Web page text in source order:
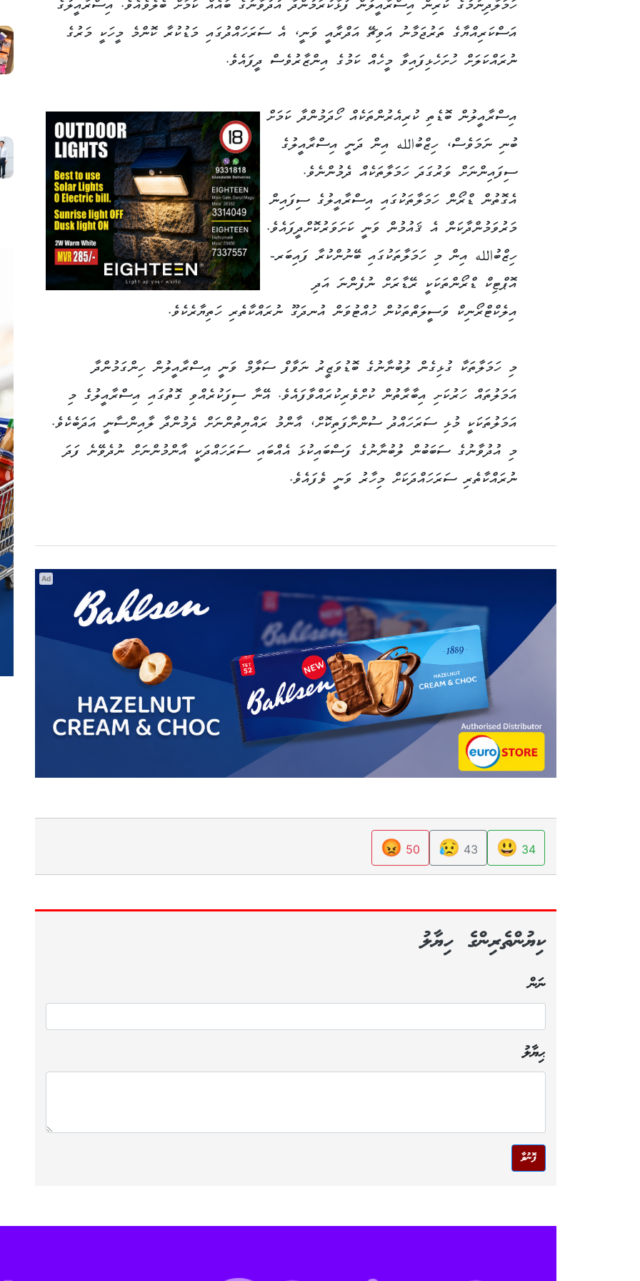
ހަމަލާދިނުމުގެ ކުރިން އިސްރާއީލުން ފުޅާކުރަމުންދާ އުދުވާނުގެ ބައެއް ކަމަށް ބެލެވެއެވެ. އިސްރާއީލުގެ
އަސްކަރިއްޔާގެ ތަރުޖަމާނު އަވިޗޭ އަދްރާއީ ވަނީ، އެ ސަރަހައްދުގައި މަޑުކުރާ ކޮންމެ މީހަކީ މަރުގެ
ނުރައްކަލަށް ހުށަހެޅިފައިވާ މީހެއް ކަމުގެ އިންޒާރުވެސް ދީފައެވެ.
އިސްރާއީލުން ބޮޑެތި ކުރިއެރުންތަކެއް ހޯދަމުންދާ ކަމަށް
ބުނި ނަމަވެސް، ހިޒްބުالله އިން ދަނީ އިސްރާއީލުގެ
ސިފައިންނަށް ވަރުގަދަ ހަމަލާތަކެއް ދެމުންނެވެ.
އެގޮތުން ޑްރޯން ހަމަލާތަކުގައި އިސްރާއީލުގެ ސިފައިން
މަރުވަމުންދާކަން އެ ޤައުމުން ވަނީ ކަށަވަރުކޮށްދީފައެވެ.
ހިޒްބުالله އިން މި ހަމަލާތަކުގައި ބޭނުންކުރާ ފައިބަރ-
އޮޕްޓިކް ޑްރޯންތަކަކީ ރޭޑާރަށް ނުފެންނަ އަދި
އިލެކްޓްރޯނިކް ވަސީލަތްތަކުން ހުއްޓުވަން އުނދަގޫ ނުރައްކާތެރި ހަތިޔާރެކެވެ.
މި ހަމަލާތަކާ ގުޅިގެން ލުބުނާނުގެ ބޮޑުވަޒީރު ނަވާފް ސަލާމް ވަނީ އިސްރާއީލުން ހިންގަމުންދާ
އަމަލުތައް ހަރުކަށި އިބާރާތުން ކުށްވެރިކުރައްވާފައެވެ. އޭނާ ސިފަކުރެއްވި ގޮތުގައި އިސްރާއީލުގެ މި
އަމަލުތަކަކީ މުޅި ސަރަހައްދު ސުންނާފަތިކޮށް، އާންމު ރައްޔިތުންނަށް ދެމުންދާ ލާއިންސާނީ އަދަބެކެވެ.
މި އުދުވާނުގެ ސަބަބުން ލުބުނާނުގެ ފަސްބައިކުޅަ އެއްބައި ސަރަހައްދަކީ އާންމުންނަށް ނުދެވޭނެ ފަދަ
ނުރައްކާތެރި ސަރަހައްދަކަށް މިހާރު ވަނީ ވެފައެވެ.
Ad
34
😃
43
😥
50
😡
ކިޔުންތެރިންގެ ހިޔާލު
ނަން
ޙިޔާލު
ފޮނުވާ